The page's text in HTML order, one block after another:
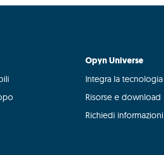
Opyn Universe
Integra la tecnologia
Risorse e download
Richiedi informazioni